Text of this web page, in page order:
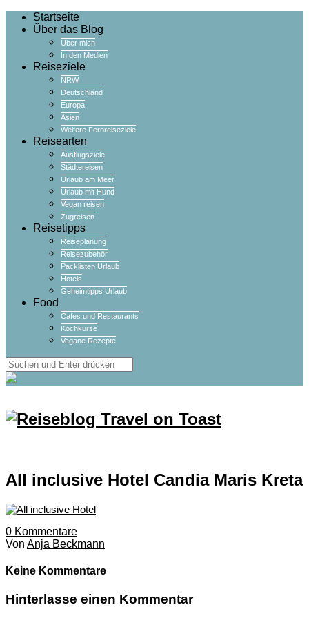
Startseite
Über das Blog
Über mich
In den Medien
Reiseziele
NRW
Deutschland
Europa
Asien
Weitere Fernreiseziele
Reisearten
Ausflugsziele
Städtereisen
Urlaub am Meer
Urlaub mit Hund
Vegan reisen
Zugreisen
Reisetipps
Reiseplanung
Reisezubehör
Packlisten Urlaub
Hotels
Geheimtipps Urlaub
Food
Cafes und Restaurants
Kochkurse
Vegane Rezepte
All inclusive Hotel Candia Maris Kreta
0 Kommentare
Von Anja Beckmann
Keine Kommentare
Hinterlasse einen Kommentar